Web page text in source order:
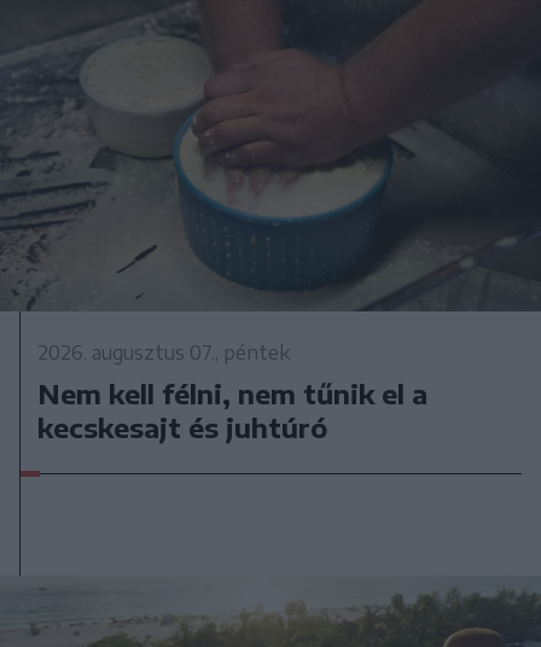
2026. augusztus 07., péntek
Nem kell félni, nem tűnik el a
kecskesajt és juhtúró